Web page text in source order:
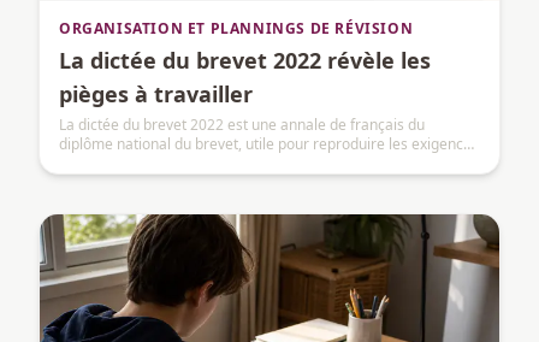
ORGANISATION ET PLANNINGS DE RÉVISION
La dictée du brevet 2022 révèle les
pièges à travailler
La dictée du brevet 2022 est une annale de français du
diplôme national du brevet, utile pour reproduire les exigences